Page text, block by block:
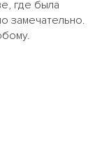
где была
замечательно.